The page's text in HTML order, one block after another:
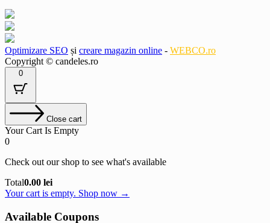
Optimizare SEO și creare magazin online - WEBCO.ro
Copyright © candeles.ro
0
Close cart
Your Cart Is Empty
0
Check out our shop to see what's available
Cart
Total:
Total0.00 lei
Your cart is empty. Shop now →
Available Coupons